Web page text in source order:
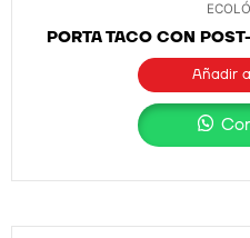
PORTA TACO CON
Añadir